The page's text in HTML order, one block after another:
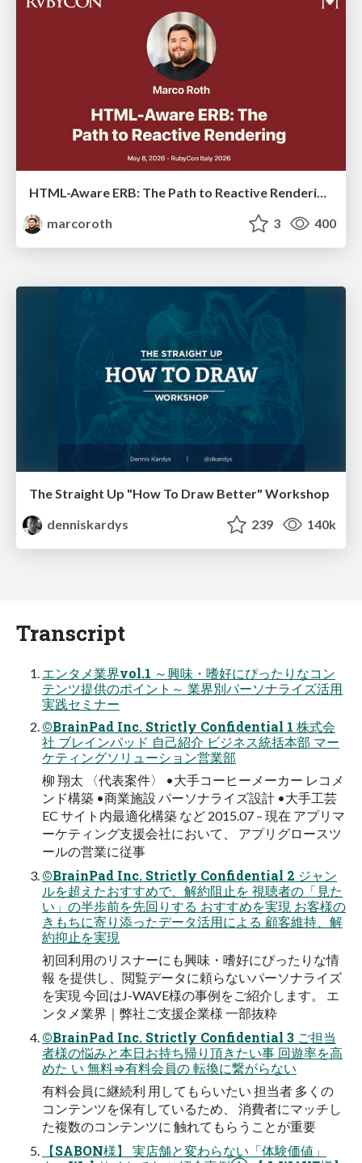
HTML-Aware ERB: The Path to Reactive Rendering @ RubyCon 2026, Rimini, Italy
marcoroth
3 400
The Straight Up "How To Draw Better" Workshop
denniskardys
239 140k
Transcript
エンタメ業界vol.1 ～興味・嗜好にぴったりなコン
テンツ提供のポイント～ 業界別パーソナライズ活用
実践セミナー
©BrainPad Inc. Strictly Confidential 1 株式会
社 ブレインパッド 自己紹介 ビジネス統括本部 マー
ケティングソリューション営業部
柳 翔太 〈代表案件〉 •大手コーヒーメーカー レコメ
ンド構築 •商業施設 パーソナライズ設計 •大手工芸
EC サイト内最適化構築 など 2015.07 – 現在 アプリマ
ーケティング支援会社において、 アプリグロースツ
ールの営業に従事
©BrainPad Inc. Strictly Confidential 2 ジャン
ルを超えたおすすめで、解約阻止を 視聴者の「見た
い」の半歩前を先回りする おすすめを実現 お客様の
きもちに寄り添ったデータ活用による 顧客維持、解
約抑止を実現
初回利用のリスナーにも興味・嗜好にぴったりな情
報 を提供し、閲覧データに頼らないパーソナライズ
を実現 今回はJ-WAVE様の事例をご紹介します。 エ
ンタメ業界｜弊社ご支援企業様 一部抜粋
©BrainPad Inc. Strictly Confidential 3 ご担当
者様の悩みと本日お持ち帰り頂きたい事 回遊率を高
めた い 無料⇒有料会員の 転換に繋がらない
有料会員に継続利 用してもらいたい 担当者 多くの
コンテンツを保有しているため、 消費者にマッチし
た複数のコンテンツに 触れてもらうことが重要
【SABON様】 実店舗と変わらない「体験価値」